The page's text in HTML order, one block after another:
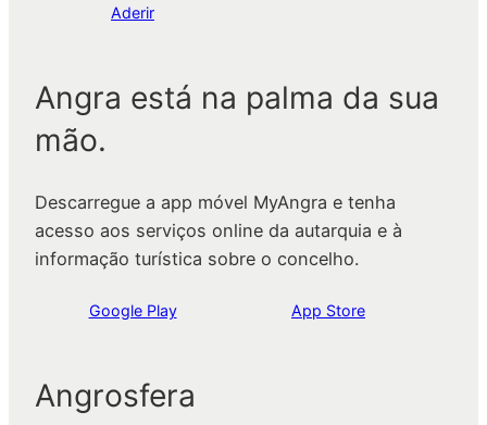
Aderir
Angra está na palma da sua
mão.
Descarregue a app móvel MyAngra e tenha
acesso aos serviços online da autarquia e à
informação turística sobre o concelho.
Google Play App Store
Angrosfera